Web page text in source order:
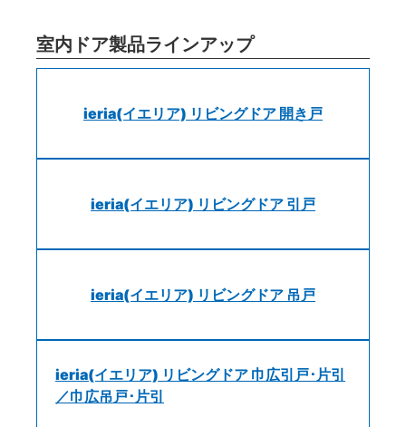
室内ドア製品ラインアップ
ieria(イエリア) リビングドア 開き戸
ieria(イエリア) リビングドア 引戸
ieria(イエリア) リビングドア 吊戸
ieria(イエリア) リビングドア 巾広引戸･片引
／巾広吊戸･片引